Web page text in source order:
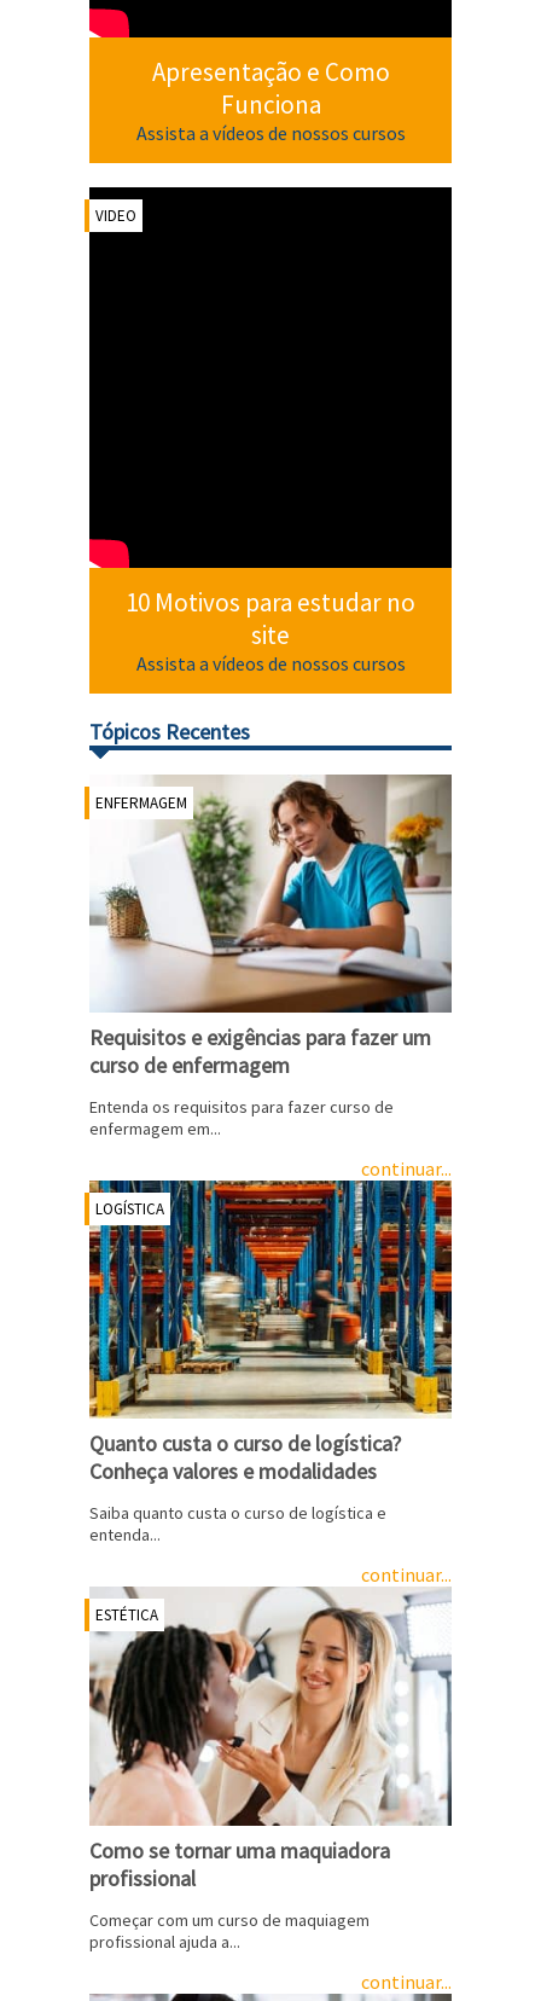
Apresentação e Como
Funciona
Assista a vídeos de nossos cursos
VIDEO
10 Motivos para estudar no
site
Assista a vídeos de nossos cursos
Tópicos Recentes
ENFERMAGEM
Requisitos e exigências para fazer um
curso de enfermagem
Entenda os requisitos para fazer curso de
enfermagem em...
continuar...
LOGÍSTICA
Quanto custa o curso de logística?
Conheça valores e modalidades
Saiba quanto custa o curso de logística e
entenda...
continuar...
ESTÉTICA
Como se tornar uma maquiadora
profissional
Começar com um curso de maquiagem
profissional ajuda a...
continuar...